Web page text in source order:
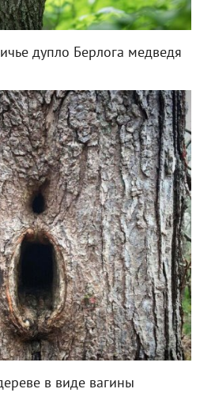
дупло Берлога медведя
в виде вагины